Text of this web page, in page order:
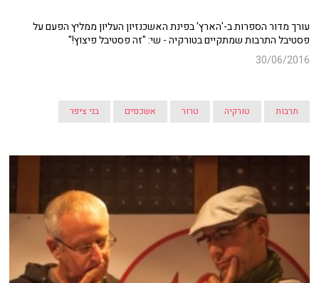
עורך מדור הספרות ב-'הארץ' בפינת האשכנזיון העליון ממליץ הפעם על
פסטיבל התרבות שמתקיים בטורקיה - שי: "זה פסטיבל פיצוץ!"
30/06/2016
תרבות טורקיה טרור אשכנזים בני ציפר